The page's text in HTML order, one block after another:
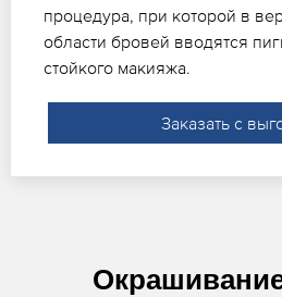
процедура, при которой в
области бровей вводятся
стойкого макияжа.
Заказать с